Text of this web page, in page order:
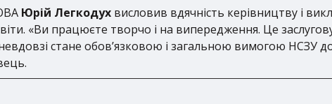
Юрій Легкодух висловив вдячність керівництву і
«Ви працюєте творчо і на випередження. Це
стане обов’язковою і загальною вимогою НСЗУ до